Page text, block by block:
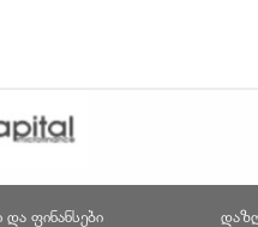
და ფინანსები